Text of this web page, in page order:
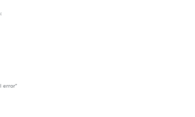
error”